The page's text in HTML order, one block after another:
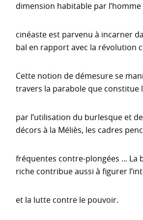
dimension habitable par l’homme
cinéaste est parvenu à incarner
bal en rapport avec la révolution
Cette notion de démesure se
travers la parabole que constitue
par l’utilisation du burlesque et
décors à la Méliès, les cadres
fréquentes contre-plongées ... La
riche contribue aussi à figurer
et la lutte contre le pouvoir.